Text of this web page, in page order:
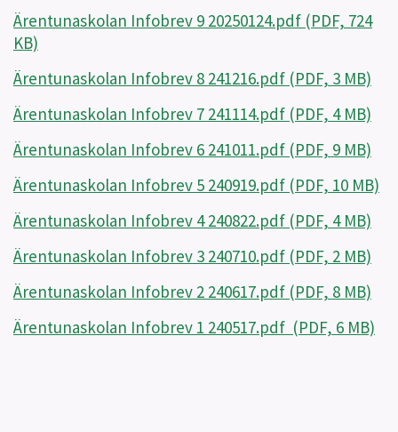
Ärentunaskolan Infobrev 9 20250124.pdf (PDF, 724
KB)
Ärentunaskolan Infobrev 8 241216.pdf (PDF, 3 MB)
Ärentunaskolan Infobrev 7 241114.pdf (PDF, 4 MB)
Ärentunaskolan Infobrev 6 241011.pdf (PDF, 9 MB)
Ärentunaskolan Infobrev 5 240919.pdf (PDF, 10 MB)
Ärentunaskolan Infobrev 4 240822.pdf (PDF, 4 MB)
Ärentunaskolan Infobrev 3 240710.pdf (PDF, 2 MB)
Ärentunaskolan Infobrev 2 240617.pdf (PDF, 8 MB)
Ärentunaskolan Infobrev 1 240517.pdf (PDF, 6 MB)